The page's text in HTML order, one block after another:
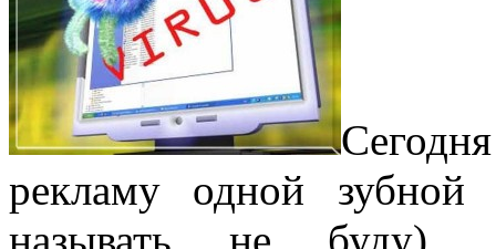
рекламу одной зубной
называть не буду),